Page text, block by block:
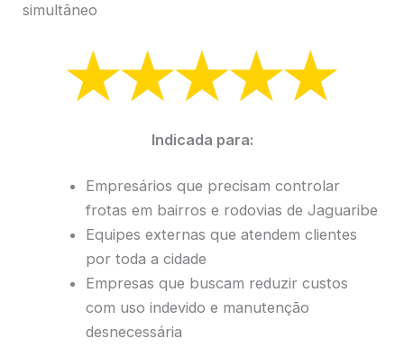
simultâneo
Indicada para:
Empresários que precisam controlar
frotas em bairros e rodovias de Jaguaribe
Equipes externas que atendem clientes
por toda a cidade
Empresas que buscam reduzir custos
com uso indevido e manutenção
desnecessária